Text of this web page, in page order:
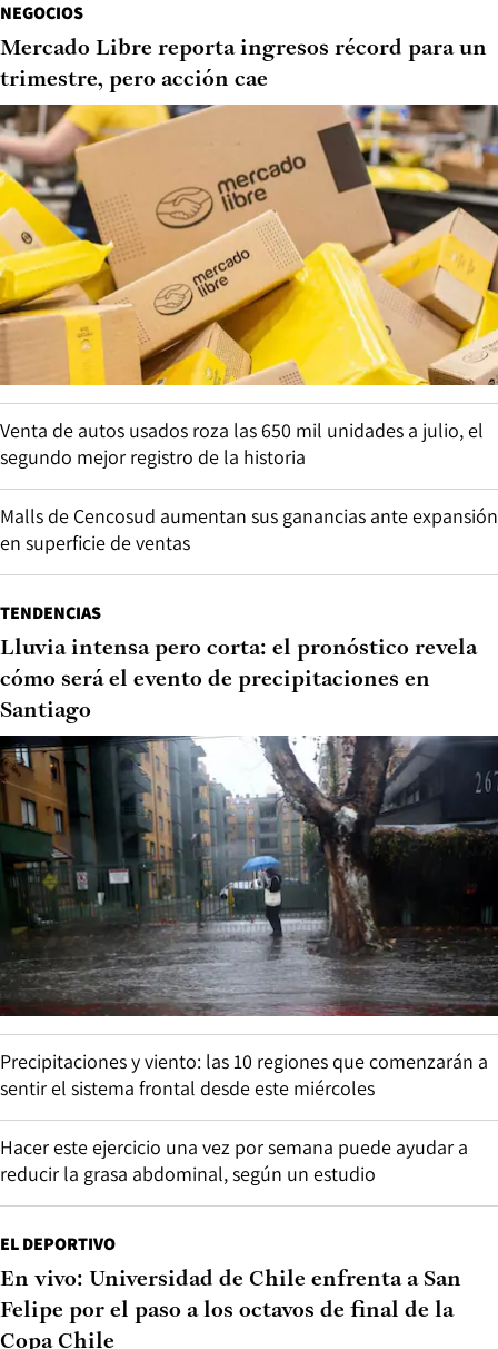
NEGOCIOS
Mercado Libre reporta ingresos récord para un
trimestre, pero acción cae
Venta de autos usados roza las 650 mil unidades a julio, el
segundo mejor registro de la historia
Malls de Cencosud aumentan sus ganancias ante expansión
en superficie de ventas
TENDENCIAS
Lluvia intensa pero corta: el pronóstico revela
cómo será el evento de precipitaciones en
Santiago
Precipitaciones y viento: las 10 regiones que comenzarán a
sentir el sistema frontal desde este miércoles
Hacer este ejercicio una vez por semana puede ayudar a
reducir la grasa abdominal, según un estudio
EL DEPORTIVO
En vivo: Universidad de Chile enfrenta a San
Felipe por el paso a los octavos de final de la
Copa Chile